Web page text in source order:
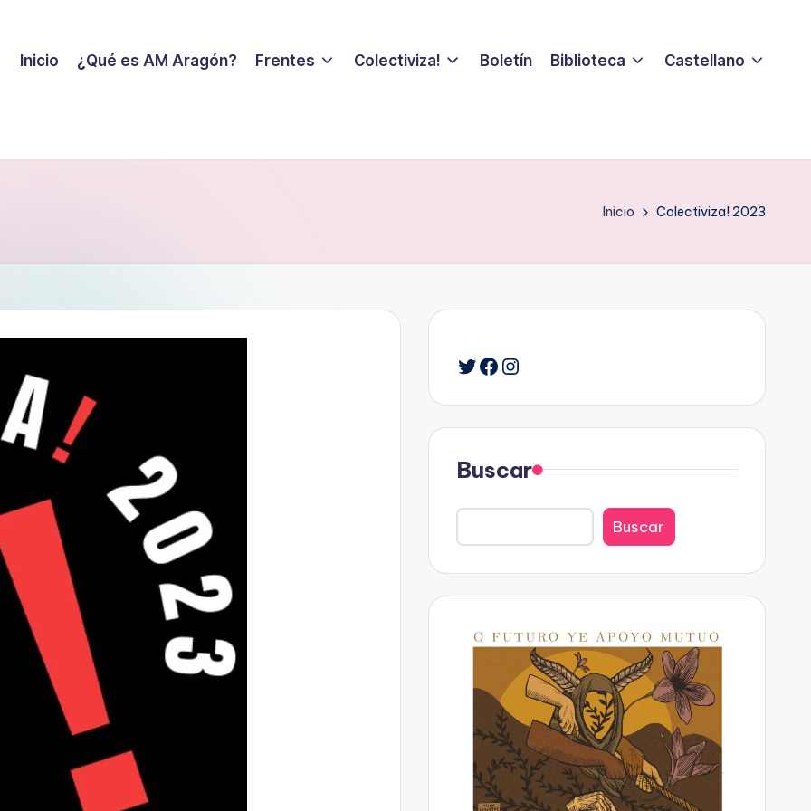
Inicio ¿Qué es AM Aragón? Frentes Colectiviza! Boletín Biblioteca Castellano
Inicio Colectiviza! 2023
Twitter
Facebook
Instagram
Buscar
Buscar